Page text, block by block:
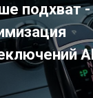
подхват -